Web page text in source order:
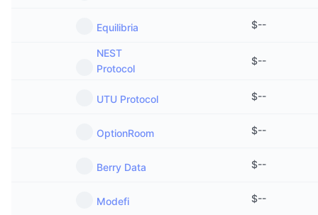
Equilibria $--
NEST
Protocol
$--
UTU Protocol $--
OptionRoom $--
Berry Data $--
Modefi $--